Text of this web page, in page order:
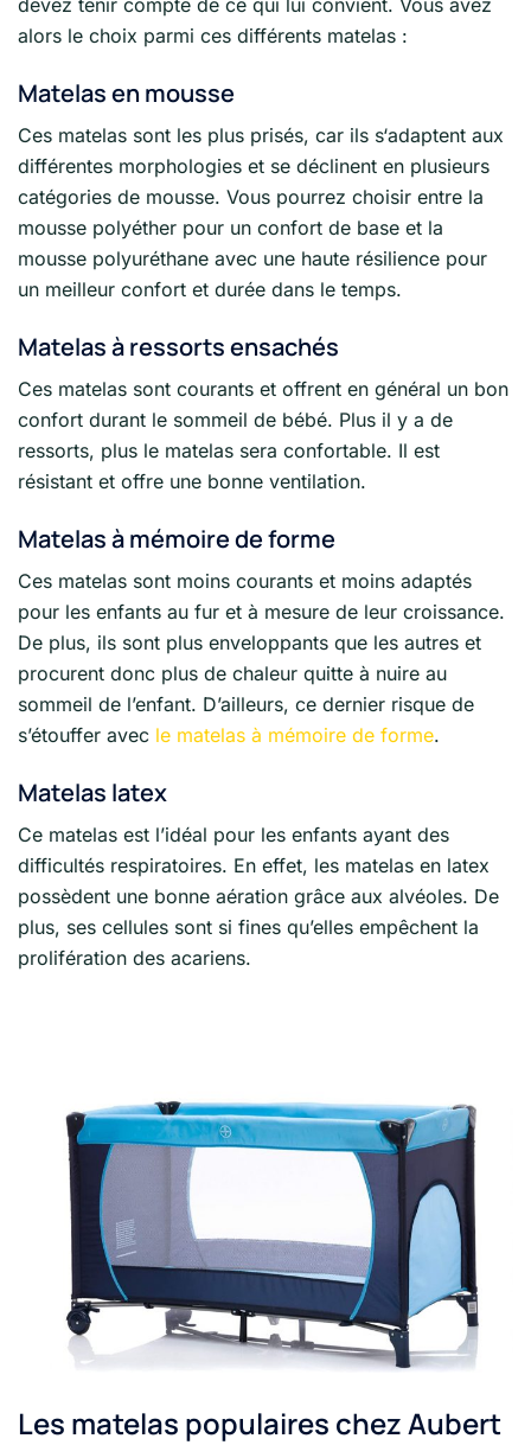
alors le choix parmi ces différents matelas :
Matelas en mousse
Ces matelas sont les plus prisés, car ils s‘adaptent aux
différentes morphologies et se déclinent en plusieurs
catégories de mousse. Vous pourrez choisir entre la
mousse polyéther pour un confort de base et la
mousse polyuréthane avec une haute résilience pour
un meilleur confort et durée dans le temps.
Matelas à ressorts ensachés
Ces matelas sont courants et offrent en général un bon
confort durant le sommeil de bébé. Plus il y a de
ressorts, plus le matelas sera confortable. Il est
résistant et offre une bonne ventilation.
Matelas à mémoire de forme
Ces matelas sont moins courants et moins adaptés
pour les enfants au fur et à mesure de leur croissance.
De plus, ils sont plus enveloppants que les autres et
procurent donc plus de chaleur quitte à nuire au
sommeil de l’enfant. D’ailleurs, ce dernier risque de
s’étouffer avec le matelas à mémoire de forme.
Matelas latex
Ce matelas est l’idéal pour les enfants ayant des
difficultés respiratoires. En effet, les matelas en latex
possèdent une bonne aération grâce aux alvéoles. De
plus, ses cellules sont si fines qu’elles empêchent la
prolifération des acariens.
Les matelas populaires chez Aubert